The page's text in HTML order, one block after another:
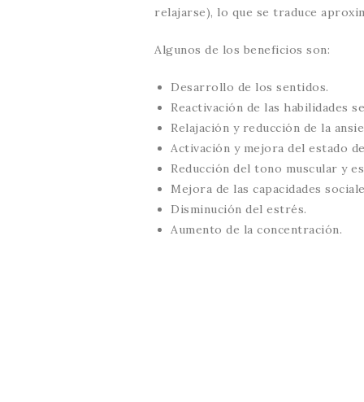
relajarse), lo que se traduce
Algunos de los beneficios son:
Desarrollo de los sentidos.
Reactivación de las habilidades
Relajación y reducción de la
Activación y mejora del estado
Reducción del tono muscular y
Mejora de las capacidades
Disminución del estrés.
Aumento de la concentración.